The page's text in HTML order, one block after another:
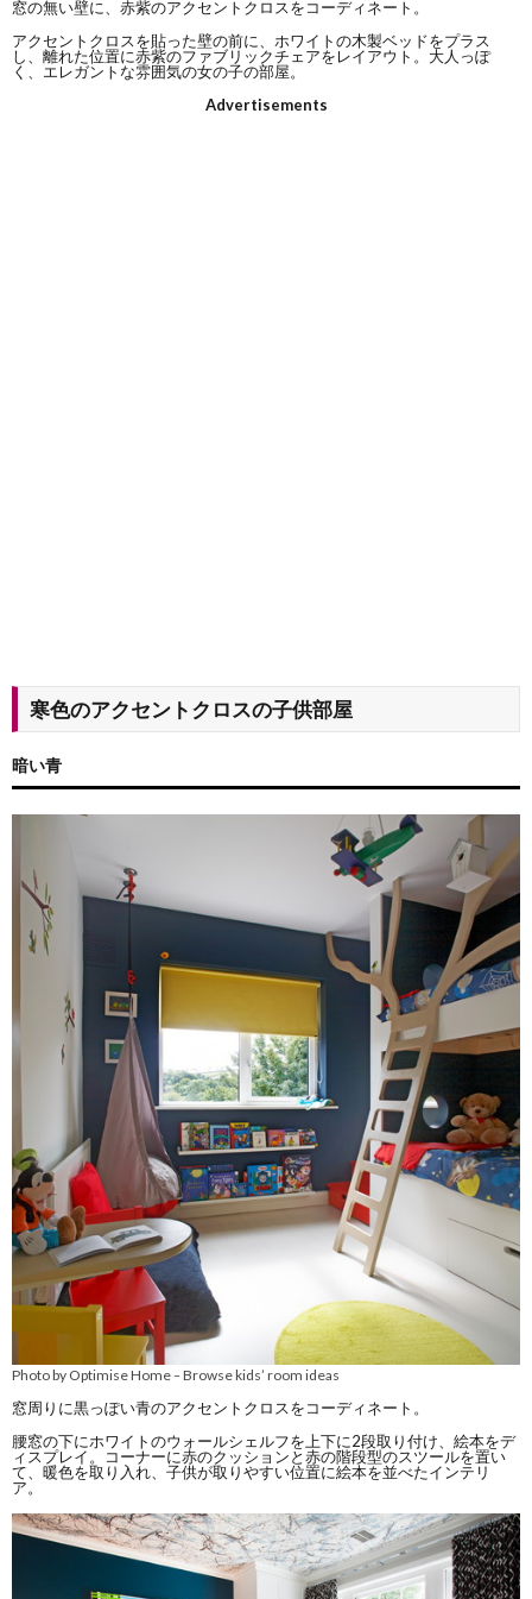
窓の無い壁に、赤紫のアクセントクロスをコーディネート。
アクセントクロスを貼った壁の前に、ホワイトの木製ベッドをプラス
し、離れた位置に赤紫のファブリックチェアをレイアウト。大人っぽ
く、エレガントな雰囲気の女の子の部屋。
Advertisements
寒色のアクセントクロスの子供部屋
暗い青
Photo by Optimise Home–Browse kids’ room ideas
窓周りに黒っぽい青のアクセントクロスをコーディネート。
腰窓の下にホワイトのウォールシェルフを上下に2段取り付け、絵本をデ
ィスプレイ。コーナーに赤のクッションと赤の階段型のスツールを置い
て、暖色を取り入れ、子供が取りやすい位置に絵本を並べたインテリ
ア。